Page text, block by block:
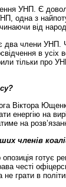
УНП. Є
з
від
два члени
в
тільки про
Віктора
на
на
членів
грати в